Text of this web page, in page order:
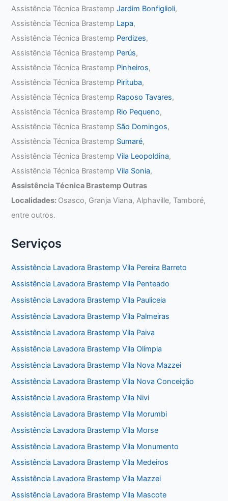
Assistência Técnica BrastempJardim Bonfiglioli,
Assistência Técnica Brastemp Lapa,
Assistência Técnica Brastemp Perdizes,
Assistência Técnica Brastemp Perús,
Assistência Técnica Brastemp Pinheiros,
Assistência Técnica Brastemp Pirituba,
Assistência Técnica Brastemp Raposo Tavares,
Assistência Técnica Brastemp Rio Pequeno,
Assistência Técnica Brastemp São Domingos,
Assistência Técnica Brastemp Sumaré,
Assistência Técnica BrastempVila Leopoldina,
Assistência Técnica BrastempVila Sonia,
Assistência Técnica Brastemp Outras
Localidades: Osasco, Granja Viana, Alphaville, Tamboré,
entre outros.
Serviços
Assistência Lavadora Brastemp Vila Pereira Barreto
Assistência Lavadora Brastemp Vila Penteado
Assistência Lavadora Brastemp Vila Pauliceia
Assistência Lavadora Brastemp Vila Palmeiras
Assistência Lavadora Brastemp Vila Paiva
Assistência Lavadora Brastemp Vila Olímpia
Assistência Lavadora Brastemp Vila Nova Mazzei
Assistência Lavadora Brastemp Vila Nova Conceição
Assistência Lavadora Brastemp Vila Nivi
Assistência Lavadora Brastemp Vila Morumbi
Assistência Lavadora Brastemp Vila Morse
Assistência Lavadora Brastemp Vila Monumento
Assistência Lavadora Brastemp Vila Medeiros
Assistência Lavadora Brastemp Vila Mazzei
Assistência Lavadora Brastemp Vila Mascote